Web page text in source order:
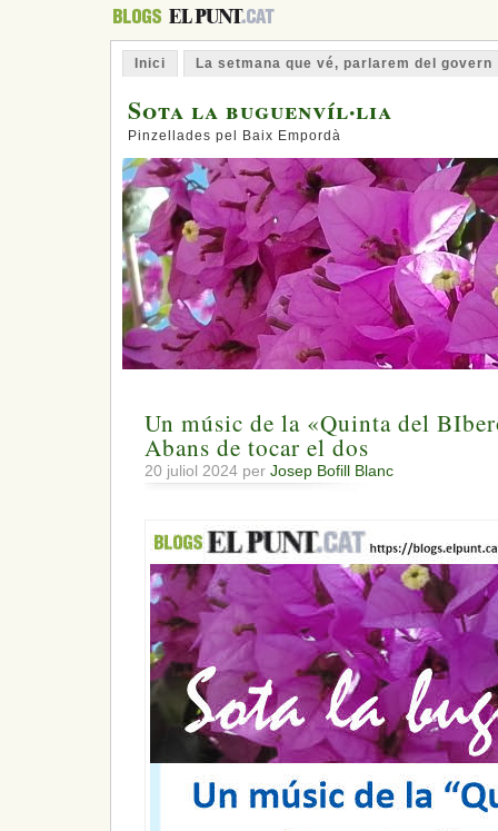
Inici La setmana que vé, parlarem del govern
Sota la buguenvíl·lia
Pinzellades pel Baix Empordà
Un músic de la «Quinta del
Abans de tocar el dos
20 juliol 2024 per Josep Bofill Blanc